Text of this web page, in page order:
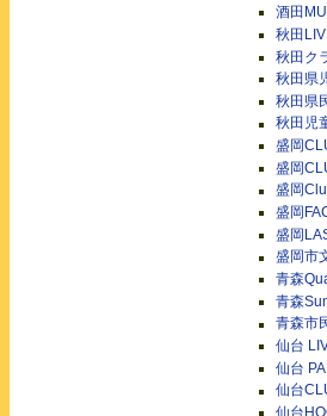
酒田
秋田
秋田ク
秋田県
秋田県
秋田児
盛岡
盛岡
盛岡
盛岡
盛岡
盛岡市
青森
青森
青森市
仙台
仙台
仙台